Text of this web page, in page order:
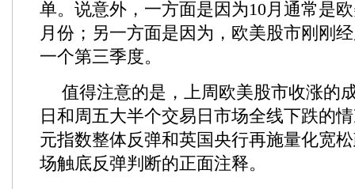
单。说意外，一方面是因为10月通常是
月份；另一方面是因为，欧美股市刚刚
一个第三季度。
值得注意的是，上周欧美股市收涨的
日和周五大半个交易日市场全线下跌的
元指数整体反弹和英国央行再施量化宽
场触底反弹判断的正面注释。